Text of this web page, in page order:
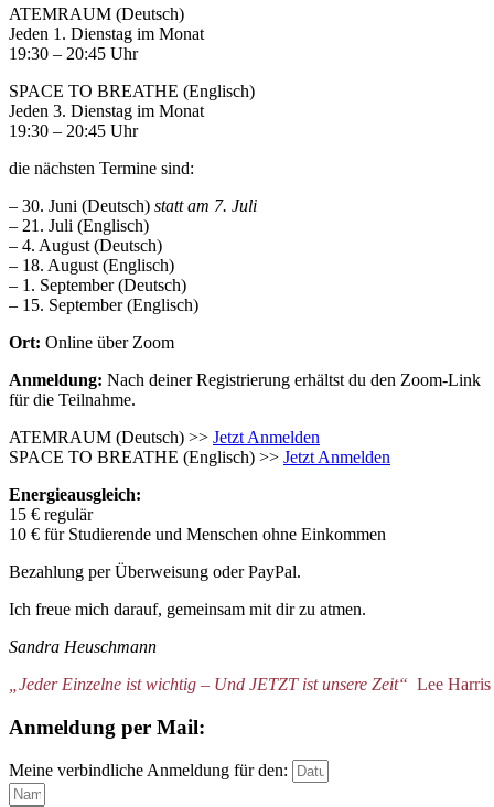
ATEMRAUM (Deutsch)
Jeden 1. Dienstag im Monat
19:30 – 20:45 Uhr
SPACE TO BREATHE (Englisch)
Jeden 3. Dienstag im Monat
19:30 – 20:45 Uhr
die nächsten Termine sind:
– 30. Juni (Deutsch) statt am 7. Juli
– 21. Juli (Englisch)
– 4. August (Deutsch)
– 18. August (Englisch)
– 1. September (Deutsch)
– 15. September (Englisch)
Ort: Online über Zoom
Anmeldung: Nach deiner Registrierung erhältst du den Zoom-Link
für die Teilnahme.
ATEMRAUM (Deutsch) >> Jetzt Anmelden
SPACE TO BREATHE (Englisch) >> Jetzt Anmelden
Energieausgleich:
15 € regulär
10 € für Studierende und Menschen ohne Einkommen
Bezahlung per Überweisung oder PayPal.
Ich freue mich darauf, gemeinsam mit dir zu atmen.
Sandra Heuschmann
„Jeder Einzelne ist wichtig – Und JETZT ist unsere Zeit“ Lee Harris
Anmeldung per Mail:
Meine verbindliche Anmeldung für den: